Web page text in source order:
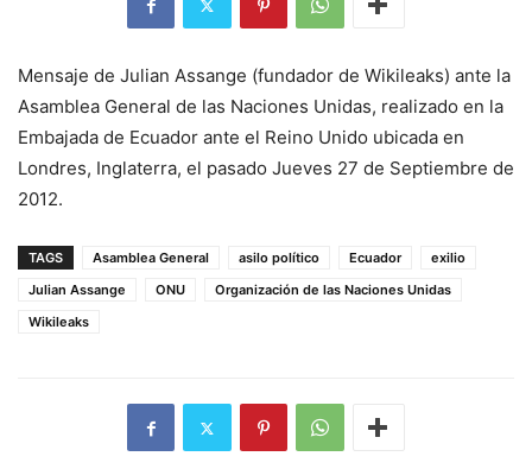
Mensaje de Julian Assange (fundador de Wikileaks) ante la
Asamblea General de las Naciones Unidas, realizado en la
Embajada de Ecuador ante el Reino Unido ubicada en
Londres, Inglaterra, el pasado Jueves 27 de Septiembre de
2012.
TAGS Asamblea General asilo político Ecuador
exilio
Julian Assange
ONU
Organización de las Naciones Unidas
Wikileaks